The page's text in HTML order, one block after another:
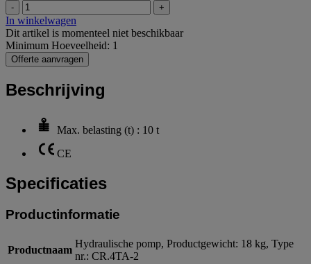
- +
In winkelwagen
Dit artikel is momenteel niet beschikbaar
Minimum Hoeveelheid: 1
Offerte aanvragen
Beschrijving
Max. belasting (t) : 10 t
CE
Specificaties
Productinformatie
Productnaam
Hydraulische pomp, Productgewicht: 18 kg, Type
nr.: CR.4TA-2